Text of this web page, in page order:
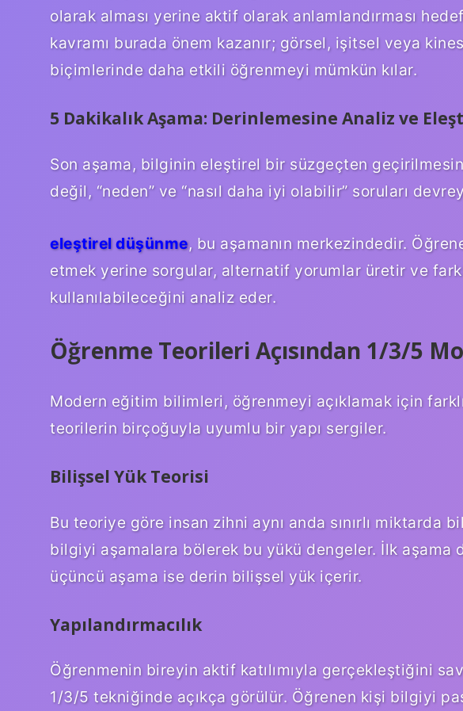
olarak alması yerine aktif olarak anlamlandırması
kavramı burada önem kazanır; görsel, işitsel veya
biçimlerinde daha etkili öğrenmeyi mümkün kılar.
5 Dakikalık Aşama: Derinlemesine Analiz ve
Son aşama, bilginin eleştirel bir süzgeçten
değil, “neden” ve “nasıl daha iyi olabilir” soruları
eleştirel düşünme, bu aşamanın merkezindedir.
etmek yerine sorgular, alternatif yorumlar üretir ve
kullanılabileceğini analiz eder.
Öğrenme Teorileri Açısından 1/3/5
Modern eğitim bilimleri, öğrenmeyi açıklamak için
teorilerin birçoğuyla uyumlu bir yapı sergiler.
Bilişsel Yük Teorisi
Bu teoriye göre insan zihni aynı anda sınırlı miktarda
bilgiyi aşamalara bölerek bu yükü dengeler. İlk aşama
üçüncü aşama ise derin bilişsel yük içerir.
Yapılandırmacılık
Öğrenmenin bireyin aktif katılımıyla gerçekleştiğini
1/3/5 tekniğinde açıkça görülür. Öğrenen kişi bilgiyi